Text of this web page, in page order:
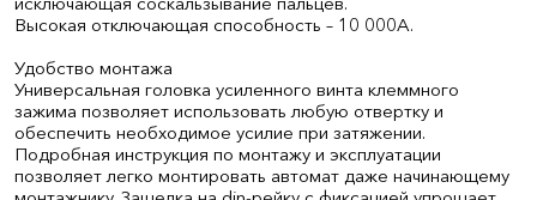
Высокая отключающая способность – 10 000А.
Удобство монтажа
Универсальная головка усиленного винта клеммного
зажима позволяет использовать любую отвертку и
обеспечить необходимое усилие при затяжении.
Подробная инструкция по монтажу и эксплуатации
позволяет легко монтировать автомат даже начинающему